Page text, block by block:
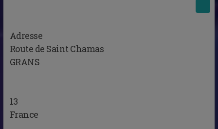
Adresse
Route de Saint Chamas
GRANS
13
France